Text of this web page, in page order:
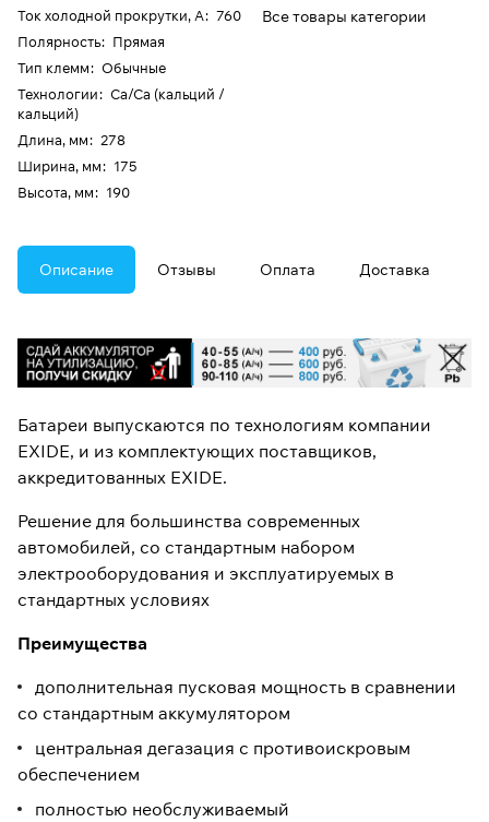
Ток холодной прокрутки, А: 760
Полярность: Прямая
Тип клемм: Обычные
Технологии: Ca/Ca (кальций /
кальций)
Длина, мм: 278
Ширина, мм: 175
Высота, мм: 190
Все товары категории
Описание Отзывы Оплата Доставка
Батареи выпускаются по технологиям компании
EXIDE, и из комплектующих поставщиков,
аккредитованных EXIDE.
Решение для большинства современных
автомобилей, со стандартным набором
электрооборудования и эксплуатируемых в
стандартных условиях
Преимущества
дополнительная пусковая мощность в сравнении
со стандартным аккумулятором
центральная дегазация с противоискровым
обеспечением
полностью необслуживаемый